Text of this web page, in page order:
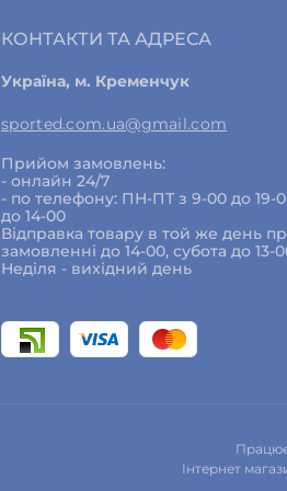
КОНТАКТИ ТА АДРЕСА
Україна, м. Кременчук
sported.com.ua@gmail.com
Прийом замовлень:
- онлайн 24/7
- по телефону: ПН-ПТ з 9-00 до 19-
до 14-00
Відправка товару в той же день
замовленні до 14-00, субота до 13-
Неділя - вихідний день
Інтернет